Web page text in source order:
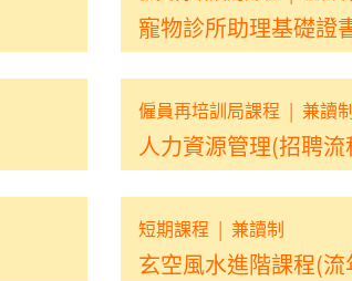
寵物診所助理基礎證
僱員再培訓局課程 | 兼讀
人力資源管理(招聘
短期課程 | 兼讀制
玄空風水進階課程(